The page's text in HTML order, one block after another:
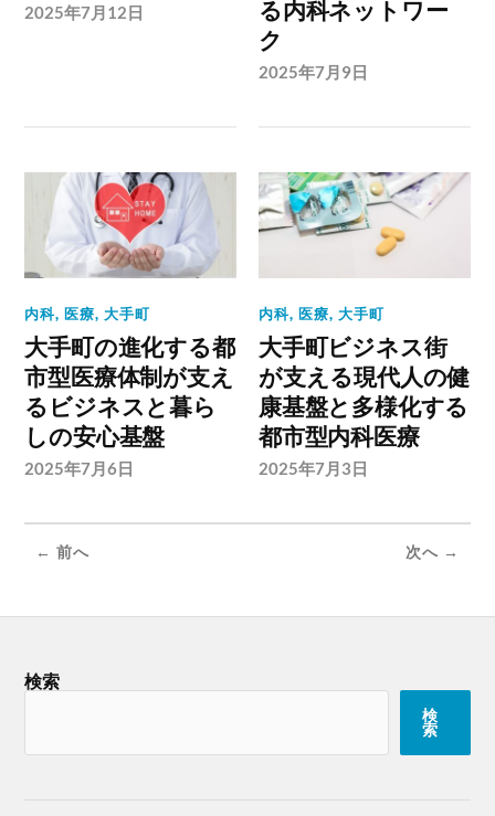
2025年7月12日
る内科ネットワー
ク
2025年7月9日
内科, 医療,大手町
大手町の進化する都
市型医療体制が支え
るビジネスと暮ら
しの安心基盤
2025年7月6日
内科, 医療,大手町
大手町ビジネス街
が支える現代人の健
康基盤と多様化する
都市型内科医療
2025年7月3日
← 前へ 次へ →
検索
検
索